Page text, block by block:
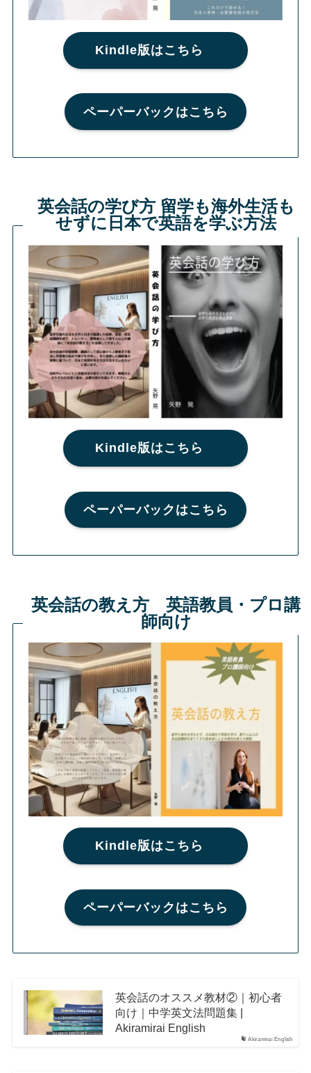
Kindle版はこちら
ペーパーバックはこちら
英会話の学び方 留学も海外生活も
せずに日本で英語を学ぶ方法
Kindle版はこちら
ペーパーバックはこちら
英会話の教え方 英語教員・プロ講
師向け
Kindle版はこちら
ペーパーバックはこちら
Akiramirai English
英会話のオススメ教材②｜初心者
向け｜中学英文法問題集 |
Akiramirai English